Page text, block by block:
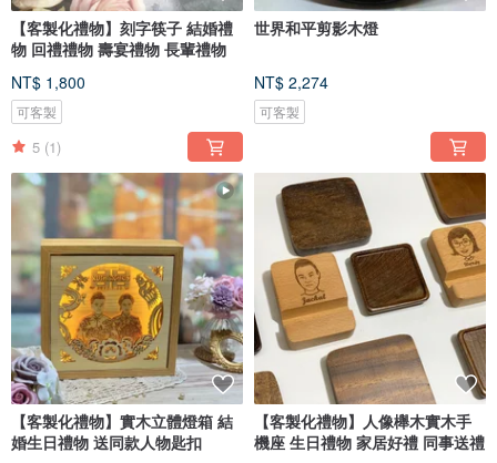
【客製化禮物】刻字筷子 結婚禮
物 回禮禮物 壽宴禮物 長輩禮物
NT$ 1,800
可客製
5 (1)
世界和平剪影木燈
NT$ 2,274
可客製
【客製化禮物】實木立體燈箱 結
婚生日禮物 送同款人物匙扣
【客製化禮物】人像櫸木實木手
機座 生日禮物 家居好禮 同事送禮